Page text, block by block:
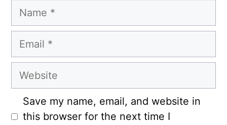
Name
Email
Website
Save my name, email, and website in
this browser for the next time I